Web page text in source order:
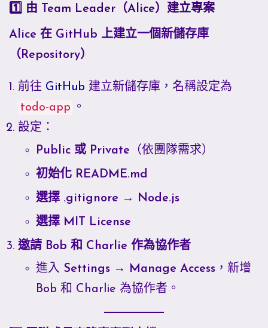
1️⃣ 由 Team Leader（Alice）建立專案
Alice 在 GitHub 上建立一個新儲存庫
（Repository）
前往 GitHub 建立新儲存庫，名稱設定為
todo-app 。
設定：
Public 或 Private （依團隊需求）
初始化 README.md
選擇 .gitignore → Node.js
選擇 MIT License
邀請 Bob 和 Charlie 作為協作者
進入 Settings → Manage Access ，新增
Bob 和 Charlie 為協作者。